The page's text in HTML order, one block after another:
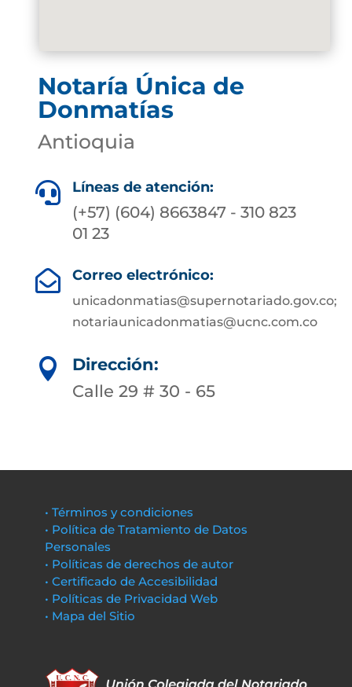
Notaría Única de
Donmatías
Antioquia
 Líneas de atención:
(+57) (604) 8663847 - 310 823
01 23
 Correo electrónico:
unicadonmatias@supernotariado.gov.co;
notariaunicadonmatias@ucnc.com.co

Dirección:
Calle 29 # 30 - 65
• Términos y condiciones
• Política de Tratamiento de Datos
Personales
• Políticas de derechos de autor
• Certificado de Accesibilidad
• Políticas de Privacidad Web
• Mapa del Sitio